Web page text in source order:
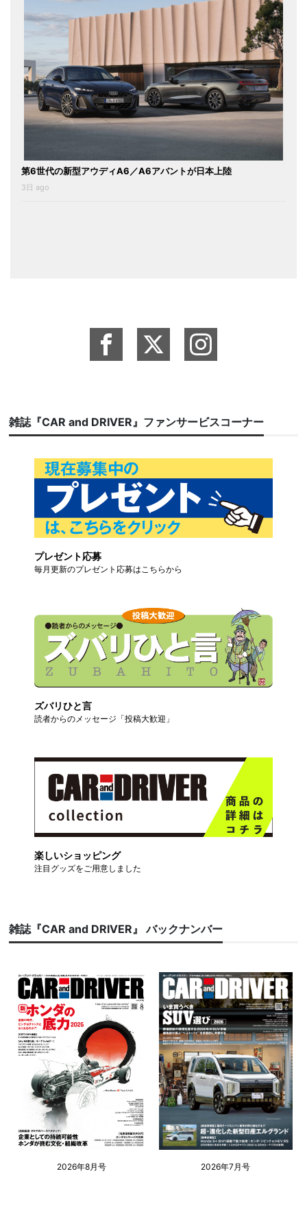
第6世代の新型アウディA6／A6アバントが日本上陸
3日 ago
雑誌『CAR and DRIVER』ファンサービスコーナー
プレゼント応募
毎月更新のプレゼント応募はこちらから
ズバリひと言
読者からのメッセージ「投稿大歓迎」
楽しいショッピング
注目グッズをご用意しました
雑誌『CAR and DRIVER』 バックナンバー
2026年8月号 2026年7月号